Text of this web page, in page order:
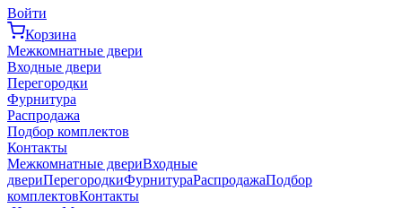
Войти
Корзина
Межкомнатные двери
Входные двери
Перегородки
Фурнитура
Распродажа
Подбор комплектов
Контакты
Межкомнатные двериВходные
двериПерегородкиФурнитураРаспродажаПодбор
комплектовКонтакты